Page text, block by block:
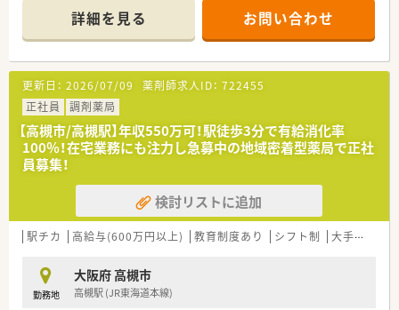
処方箋を応需する地域密着型の薬局です♪
■社長様は男性で、いつも店舗をまわっていらっしゃるため現場
へのご理解もあり社員の方をとても大切にされています◎
■風通しの良い雰囲気の為、長くお勤めの方が多く定着率が非常
に高いです☆
■調剤機器も安全・効率化のために積極的に導入されており、散
剤監査システムは全店導入済みです
■幅広い年代の方がご活躍中！様々なライフイベントをご経験さ
れている方も多いため状況に合わせてご理解がある環境です
■産休育休の取得はもちろん、育休から復帰される方が多く、そ
の後は時短制度を利用してご勤務を継続されています！
■有給休暇も100％取得して頂ける環境です◎
■施設在宅業務は全店舗で行っており、往診同行もされています
ので、携わりたい方にもオススメです！
■JR高槻駅/阪急高槻市駅どちらも徒歩圏内！交通アクセスが抜
群です！
■定着率の高い薬局です◎
詳細を見る お問い合わせ
更新日： 2026/07/09 薬剤師求人ID： 722455
正社員
調剤薬局
【高槻市/高槻駅】年収550万可！駅徒歩3分で有給消化率
100％！在宅業務にも注力し急募中の地域密着型薬局で正社
員募集！
検討リストに追加
駅チカ 高給与(600万円以上) 教育制度あり シフト制 大手チェーン以外
勤務地
大阪府 高槻市
高槻駅 (JR東海道本線)